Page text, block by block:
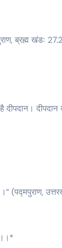
पुराण, ब्रह्म खंडः
दीपदान।
(पद्मपुराण,
।।*